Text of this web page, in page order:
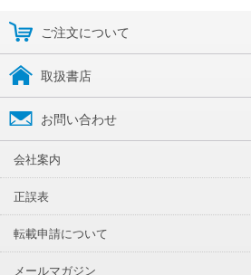
ご注文について
取扱書店
お問い合わせ
会社案内
正誤表
転載申請について
メールマガジン